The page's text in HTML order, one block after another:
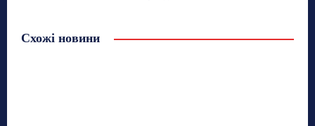
Схожі новини